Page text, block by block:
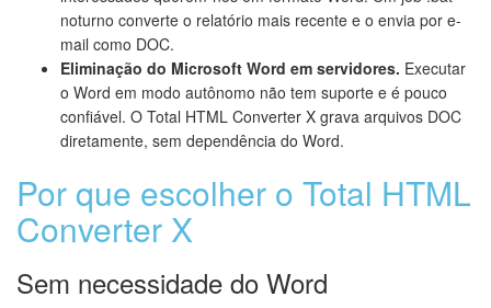
noturno converte o relatório mais recente e o envia por e-
mail como DOC.
Eliminação do Microsoft Word em servidores. Executar
o Word em modo autônomo não tem suporte e é pouco
confiável. O Total HTML Converter X grava arquivos DOC
diretamente, sem dependência do Word.
Por que escolher o Total HTML
Converter X
Sem necessidade do Word